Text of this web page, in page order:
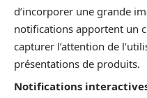
d’incorporer une grande
notifications apportent un
capturer l’attention de
présentations de produits.
Notifications